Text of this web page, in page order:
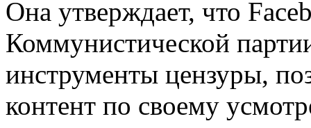
Она утверждает, что
Коммунистической
инструменты цензуры,
контент по своему